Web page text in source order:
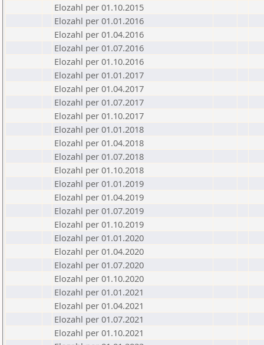
Elozahl per 01.10.2015
Elozahl per 01.01.2016
Elozahl per 01.04.2016
Elozahl per 01.07.2016
Elozahl per 01.10.2016
Elozahl per 01.01.2017
Elozahl per 01.04.2017
Elozahl per 01.07.2017
Elozahl per 01.10.2017
Elozahl per 01.01.2018
Elozahl per 01.04.2018
Elozahl per 01.07.2018
Elozahl per 01.10.2018
Elozahl per 01.01.2019
Elozahl per 01.04.2019
Elozahl per 01.07.2019
Elozahl per 01.10.2019
Elozahl per 01.01.2020
Elozahl per 01.04.2020
Elozahl per 01.07.2020
Elozahl per 01.10.2020
Elozahl per 01.01.2021
Elozahl per 01.04.2021
Elozahl per 01.07.2021
Elozahl per 01.10.2021